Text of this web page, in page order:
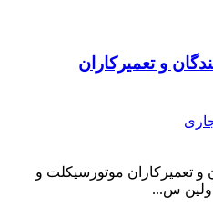
و تعمیرکاران
و تعمیرکاران موتورسیکلت و